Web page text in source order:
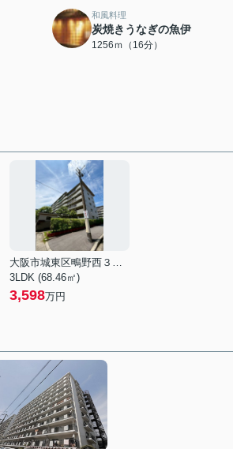
和風料理
炭焼きうなぎの魚伊
1256ｍ（16分）
大阪市城東区鴫野西３丁目
3LDK (68.46㎡)
3,598万円